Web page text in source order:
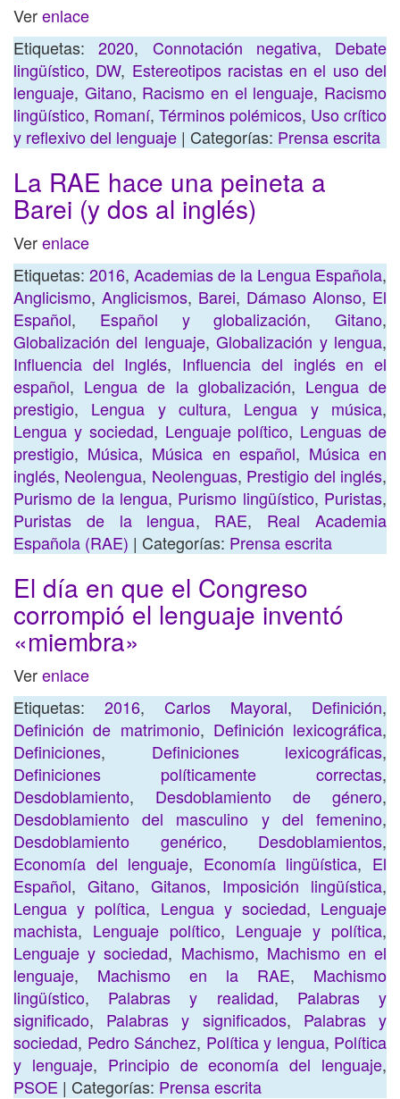
Verenlace
Etiquetas:2020, Connotación negativa, Debate
lingüístico, DW, Estereotipos racistas en el uso del
lenguaje, Gitano, Racismo en el lenguaje, Racismo
lingüístico, Romaní, Términos polémicos, Uso crítico
y reflexivo del lenguaje | Categorías: Prensa escrita
La RAE hace una peineta a
Barei (y dos al inglés)
Verenlace
Etiquetas: 2016, Academias de la Lengua Española,
Anglicismo, Anglicismos, Barei, Dámaso Alonso, El
Español, Español y globalización, Gitano,
Globalización del lenguaje,Globalización y lengua,
Influencia del Inglés, Influencia del inglés en el
español, Lengua de la globalización, Lengua de
prestigio, Lengua y cultura, Lengua y música,
Lengua y sociedad, Lenguaje político, Lenguas de
prestigio, Música, Música en español, Música en
inglés, Neolengua, Neolenguas, Prestigio del inglés,
Purismo de la lengua, Purismo lingüístico, Puristas,
Puristas de la lengua, RAE, Real Academia
Española (RAE) | Categorías: Prensa escrita
El día en que el Congreso
corrompió el lenguaje inventó
«miembra»
Verenlace
Etiquetas: 2016, Carlos Mayoral, Definición,
Definición de matrimonio, Definición lexicográfica,
Definiciones, Definiciones lexicográficas,
Definiciones políticamente correctas,
Desdoblamiento, Desdoblamiento de género,
Desdoblamiento del masculino y del femenino,
Desdoblamiento genérico, Desdoblamientos,
Economía del lenguaje, Economía lingüística, El
Español, Gitano, Gitanos, Imposición lingüística,
Lengua y política, Lengua y sociedad, Lenguaje
machista, Lenguaje político, Lenguaje y política,
Lenguaje y sociedad, Machismo, Machismo en el
lenguaje, Machismo en la RAE, Machismo
lingüístico, Palabras y realidad, Palabras y
significado, Palabras y significados, Palabras y
sociedad, Pedro Sánchez, Política y lengua, Política
y lenguaje, Principio de economía del lenguaje,
PSOE | Categorías: Prensa escrita